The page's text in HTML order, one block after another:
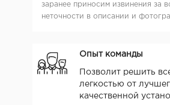
заранее приносим извинения за
неточности в описании и
Опыт команды
Позволит решить
легкостью от
качественной